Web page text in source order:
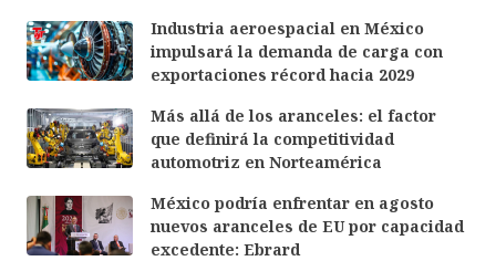
Industria aeroespacial en México
impulsará la demanda de carga con
exportaciones récord hacia 2029
Más allá de los aranceles: el factor
que definirá la competitividad
automotriz en Norteamérica
México podría enfrentar en agosto
nuevos aranceles de EU por capacidad
excedente: Ebrard